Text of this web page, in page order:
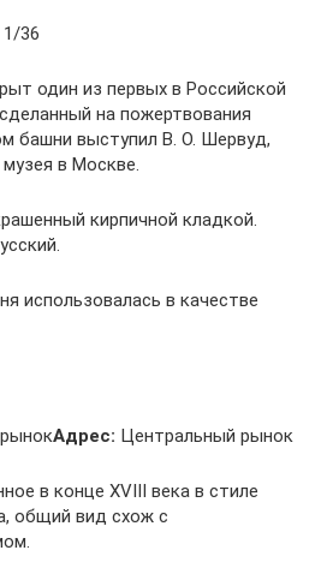
36
один из первых в Российской
на пожертвования
башни выступил В. О. Шервуд,
в Москве.
кирпичной кладкой.
использовалась в качестве
Адрес: Центральный рынок
в конце XVIII века в стиле
общий вид схож с